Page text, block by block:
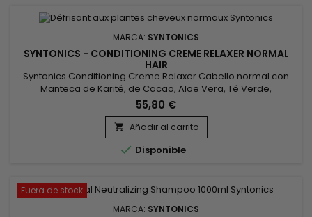
MARCA: SYNTONICS
SYNTONICS - CONDITIONING CREME RELAXER NORMAL
HAIR
Syntonics Conditioning Creme Relaxer Cabello normal con
Manteca de Karité, de Cacao, Aloe Vera, Té Verde,
Caléndula y Miel Te lo mereces : Un relajante que
proporciona al cabello una textura magníficamente suave y
sedosa y deja el cuero cabelludo con una sensación
estupenda.&nbsp; Nuestra precisa fórmula de hidróxido de
sodio, científicamente...
55,80 €
 Añadir al carrito
 Disponible
Fuera de stock
MARCA: SYNTONICS